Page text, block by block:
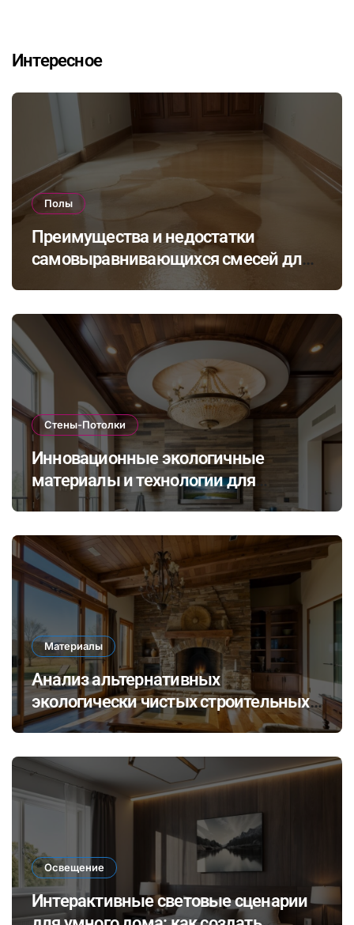
Интересное
Полы
Преимущества и недостатки
самовыравнивающихся смесей для
стяжки: как выбрать подходящий
Стены-Потолки
Инновационные экологичные
материалы и технологии для
стильной и долговечной отделки
Материалы
Анализ альтернативных
экологически чистых строительных
материалов: ревитализация отходов
технологиях
Освещение
Интерактивные световые сценарии